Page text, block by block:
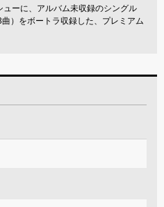
ーに、アルバム未収録のシングル
）をボートラ収録した、プレミアム